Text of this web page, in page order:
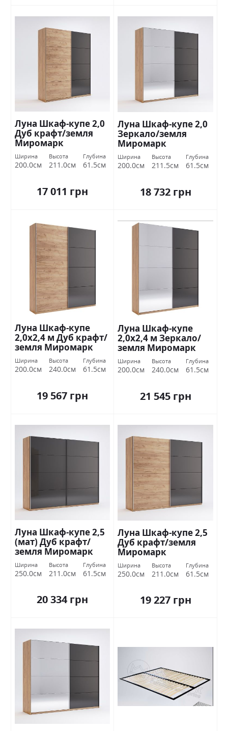
Луна Шкаф-купе 2,0
Дуб крафт/земля
Миромарк
Ширина
200.0см
Высота
211.0см
Глубина
61.5см
17 011 грн
Луна Шкаф-купе 2,0
Зеркало/земля
Миромарк
Ширина
200.0см
Высота
211.5см
Глубина
61.5см
18 732 грн
Луна Шкаф-купе
2,0х2,4 м Дуб крафт/
земля Миромарк
Ширина
200.0см
Высота
240.0см
Глубина
61.5см
19 567 грн
Луна Шкаф-купе
2,0х2,4 м Зеркало/
земля Миромарк
Ширина
200.0см
Высота
240.0см
Глубина
61.5см
21 545 грн
Луна Шкаф-купе 2,5
(мат) Дуб крафт/
земля Миромарк
Ширина
250.0см
Высота
211.0см
Глубина
61.5см
20 334 грн
Луна Шкаф-купе 2,5
Дуб крафт/земля
Миромарк
Ширина
250.0см
Высота
211.0см
Глубина
61.5см
19 227 грн